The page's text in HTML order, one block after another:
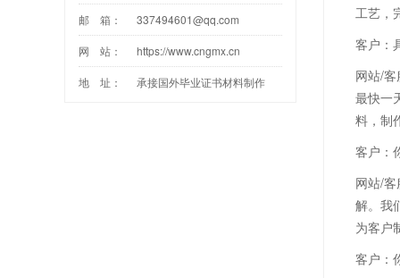
工艺，
客户：
网站/
最快一
料，制
客户：
网站/
解。我
为客户
客户：
邮 箱： 337494601@qq.com
网 站： https://www.cngmx.cn
地 址： 承接国外毕业证书材料制作